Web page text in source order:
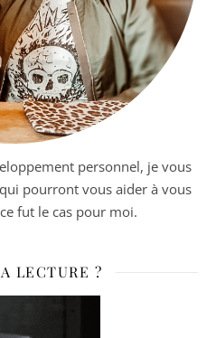
personnel, je vous
pourront vous aider à vous
fut le cas pour moi.
LECTURE ?